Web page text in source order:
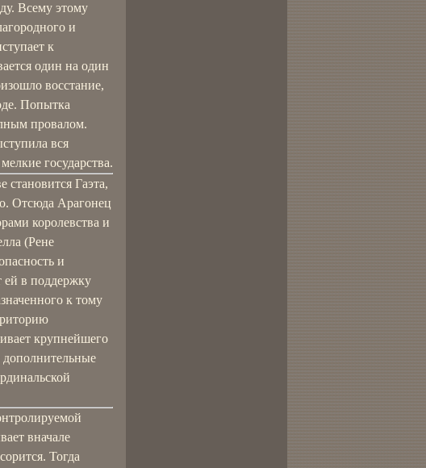
Всему этому
и
к
один на один
восстание,
Попытка
провалом.
вся
государства.
Гаэта,
Отсюда Арагонец
королевства и
(Рене
и
ей в поддержку
к тому
крупнейшего
дополнительные
вначале
Тогда